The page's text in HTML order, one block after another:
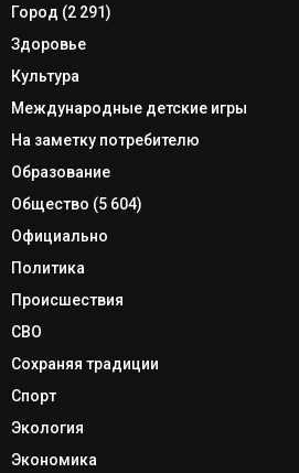
Город (2 291)
Здоровье
Культура
Международные детские игры
На заметку потребителю
Образование
Общество (5 604)
Официально
Политика
Происшествия
СВО
Сохраняя традиции
Спорт
Экология
Экономика